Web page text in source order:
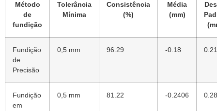
Método
de
fundição
Tolerância
Mínima
Consistência
(%)
Média
(mm)
Fundição
de
Precisão
0,5 mm 96.29 -0.18
Fundição
em
0,5 mm 81.22 -0.2406